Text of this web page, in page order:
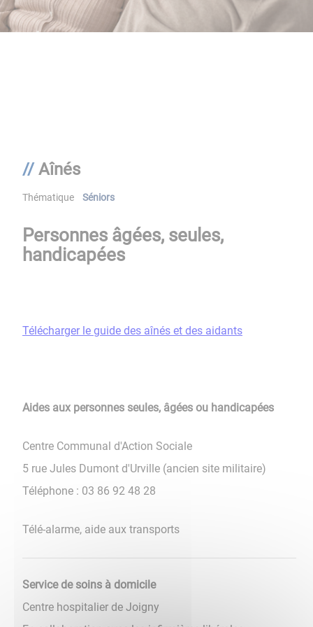
Aînés
Thématique Séniors
Personnes âgées, seules,
handicapées
Télécharger le guide des aînés et des aidants
Aides aux personnes seules, âgées ou handicapées
Centre Communal d'Action Sociale
5 rue Jules Dumont d'Urville (ancien site militaire)
Téléphone : 03 86 92 48 28
Télé-alarme, aide aux transports
Service de soins à domicile
Centre hospitalier de Joigny